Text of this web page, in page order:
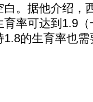
。据他介绍，
率可达到1.9
的生育率也